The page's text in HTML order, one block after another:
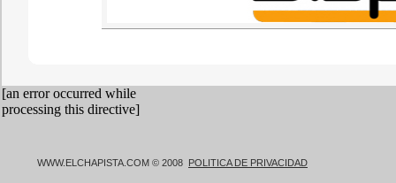
WWW.ELCHAPISTA.COM © 2008 POLITICA DE PRIVACIDAD